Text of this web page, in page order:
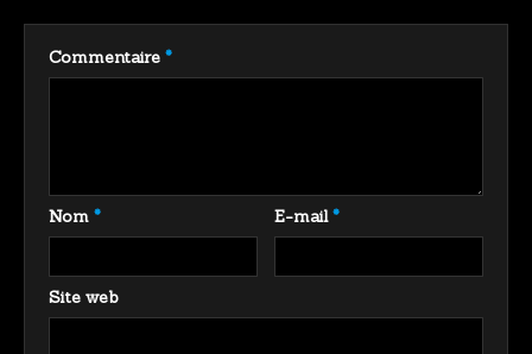
Commentaire *
Nom * E-mail*
Site web